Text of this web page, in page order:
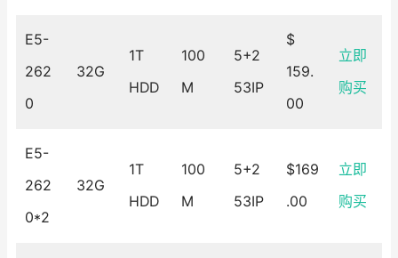
E5-
262
0
32G
1T
HDD
100
M
5+2
53IP
$
159.
00
立即
购买
E5-
262
0*2
32G
1T
HDD
100
M
5+2
53IP
$169
.00
立即
购买